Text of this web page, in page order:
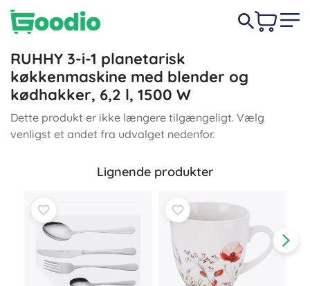
RUHHY 3-i-1 planetarisk
køkkenmaskine med blender og
kødhakker, 6,2 l, 1500 W
Dette produkt er ikke længere tilgængeligt. Vælg
venligst et andet fra udvalget nedenfor.
Lignende produkter